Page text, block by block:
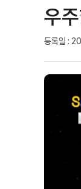
우
등록일 :